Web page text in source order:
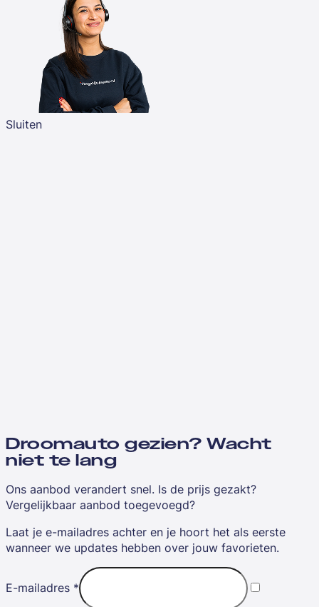
Sluiten
Droomauto gezien? Wacht
niet te lang
Ons aanbod verandert snel. Is de prijs gezakt?
Vergelijkbaar aanbod toegevoegd?
Laat je e-mailadres achter en je hoort het als eerste
wanneer we updates hebben over jouw favorieten.
E-mailadres *